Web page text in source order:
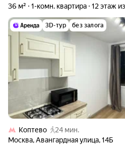
36 м² 1-комн. квартира 12 этаж
3D-тур без залога
Коптево
24 мин.
Москва,Авангардная улица,14Б